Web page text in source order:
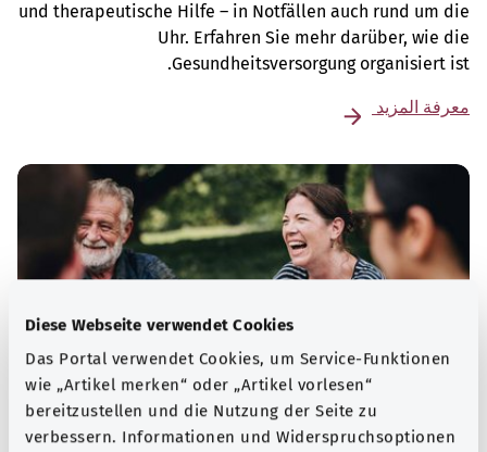
Diese Webseite verwendet Cookies
Das Portal verwendet Cookies, um Service-Funktionen
wie „Artikel merken“ oder „Artikel vorlesen“
bereitzustellen und die Nutzung der Seite zu
verbessern. Informationen und Widerspruchsoptionen
und therapeutische Hilfe – in Notfällen auch rund um die
Uhr. Erfahren Sie mehr darüber, wie die
Gesundheitsversorgung organisiert ist.
معرفة المزيد